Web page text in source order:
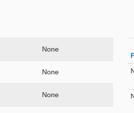
None
None
None